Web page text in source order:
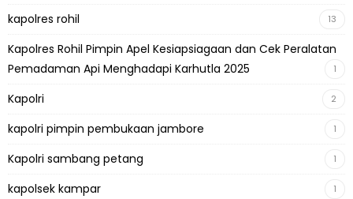
kapolres rohil 13
Kapolres Rohil Pimpin Apel Kesiapsiagaan dan Cek Peralatan
Pemadaman Api Menghadapi Karhutla 2025
1
Kapolri 2
kapolri pimpin pembukaan jambore 1
Kapolri sambang petang 1
kapolsek kampar 1